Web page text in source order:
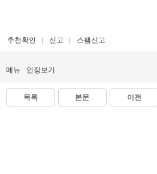
추천확인 신고 스팸신고
메뉴 인장보기
목록 본문 이전